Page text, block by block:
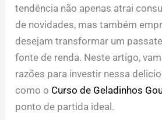
tendência não apenas atrai
de novidades, mas também
desejam transformar um
fonte de renda. Neste artigo,
razões para investir nessa
como o Curso de Geladinhos
ponto de partida ideal.